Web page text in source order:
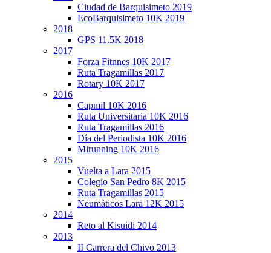
Ciudad de Barquisimeto 2019
EcoBarquisimeto 10K 2019
2018
GPS 11.5K 2018
2017
Forza Fitnnes 10K 2017
Ruta Tragamillas 2017
Rotary 10K 2017
2016
Capmil 10K 2016
Ruta Universitaria 10K 2016
Ruta Tragamillas 2016
Día del Periodista 10K 2016
Mirunning 10K 2016
2015
Vuelta a Lara 2015
Colegio San Pedro 8K 2015
Ruta Tragamillas 2015
Neumáticos Lara 12K 2015
2014
Reto al Kisuidi 2014
2013
II Carrera del Chivo 2013